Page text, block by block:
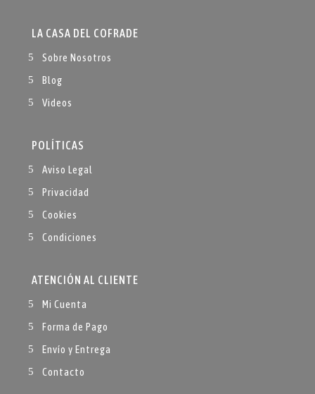
LA CASA DEL COFRADE
Sobre Nosotros
Blog
Videos
POLÍTICAS
Aviso Legal
Privacidad
Cookies
Condiciones
ATENCIÓN AL CLIENTE
Mi Cuenta
Forma de Pago
Envío y Entrega
Contacto